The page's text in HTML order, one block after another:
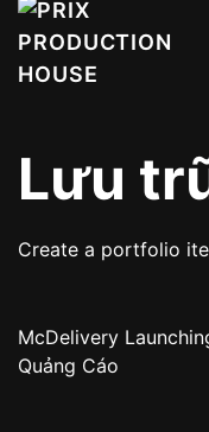
Lưu
Create a portfolio
McDelivery
Quảng Cáo